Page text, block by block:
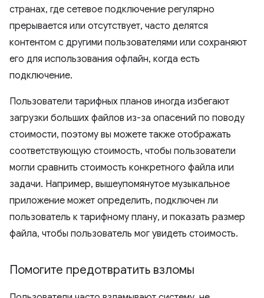
странах, где сетевое подключение регулярно
прерывается или отсутствует, часто делятся
контентом с другими пользователями или сохраняют
его для использования офлайн, когда есть
подключение.
Пользователи тарифных планов иногда избегают
загрузки больших файлов из-за опасений по поводу
стоимости, поэтому вы можете также отображать
соответствующую стоимость, чтобы пользователи
могли сравнить стоимость конкретного файла или
задачи. Например, вышеупомянутое музыкальное
приложение может определить, подключен ли
пользователь к тарифному плану, и показать размер
файла, чтобы пользователь мог увидеть стоимость.
Помогите предотвратить взломы